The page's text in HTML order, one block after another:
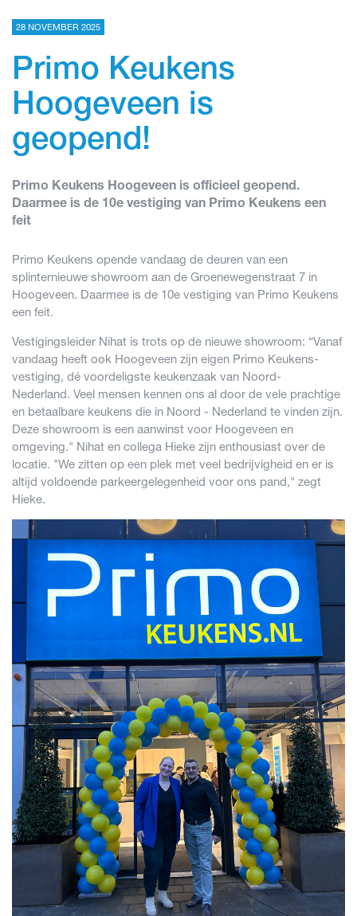
28 NOVEMBER 2025
Primo Keukens
Hoogeveen is
geopend!
Primo Keukens Hoogeveen is officieel geopend.
Daarmee is de 10e vestiging van Primo Keukens een
feit
Primo Keukens opende vandaag de deuren van een
splinternieuwe showroom aan de Groenewegenstraat 7 in
Hoogeveen. Daarmee is de 10e vestiging van Primo Keukens
een feit.
Vestigingsleider Nihat is trots op de nieuwe showroom: “Vanaf
vandaag heeft ook Hoogeveen zijn eigen Primo Keukens-
vestiging, dé voordeligste keukenzaak van Noord-
Nederland. Veel mensen kennen ons al door de vele prachtige
en betaalbare keukens die in Noord - Nederland te vinden zijn.
Deze showroom is een aanwinst voor Hoogeveen en
omgeving." Nihat en collega Hieke zijn enthousiast over de
locatie. "We zitten op een plek met veel bedrijvigheid en er is
altijd voldoende parkeergelegenheid voor ons pand," zegt
Hieke.